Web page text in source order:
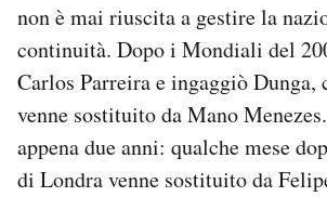
non è mai riuscita a gestire la
continuità. Dopo i Mondiali del
Carlos Parreira e ingaggiò Dunga,
venne sostituito da Mano
appena due anni: qualche mese
di Londra venne sostituito da